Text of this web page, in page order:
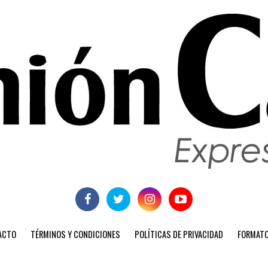
TÉRMINOS Y CONDICIONES POLÍTICAS DE PRIVACIDAD